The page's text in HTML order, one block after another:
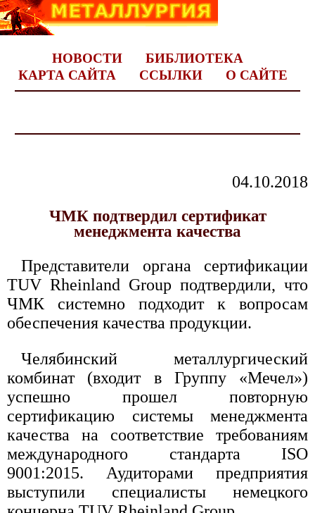
НОВОСТИ
БИБЛИОТЕКА
КАРТА САЙТА
ССЫЛКИ О САЙТЕ
04.10.2018
ЧМК подтвердил сертификат
менеджмента качества
Представители органа сертификации
TUV Rheinland Group подтвердили, что
ЧМК системно подходит к вопросам
обеспечения качества продукции.
Челябинский металлургический
комбинат (входит в Группу «Мечел»)
успешно прошел повторную
сертификацию системы менеджмента
качества на соответствие требованиям
международного стандарта ISO
9001:2015. Аудиторами предприятия
выступили специалисты немецкого